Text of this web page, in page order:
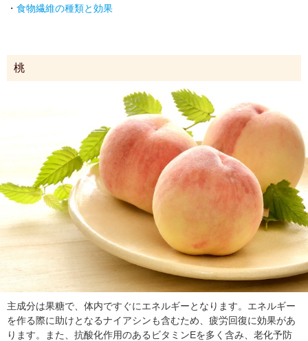
・ 食物繊維の種類と効果
桃
主成分は果糖で、体内ですぐにエネルギーとなります。エネルギー
を作る際に助けとなるナイアシンも含むため、疲労回復に効果があ
ります。また、抗酸化作用のあるビタミンEを多く含み、老化予防